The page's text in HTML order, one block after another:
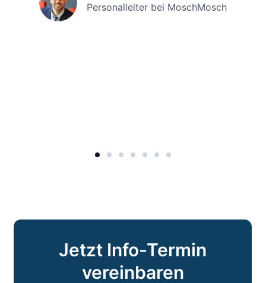
Personalleiter bei MoschMosch
Jetzt Info-Termin
vereinbaren